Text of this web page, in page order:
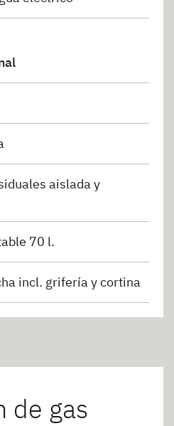
aislada y
70 l.
incl. grifería y cortina
de gas